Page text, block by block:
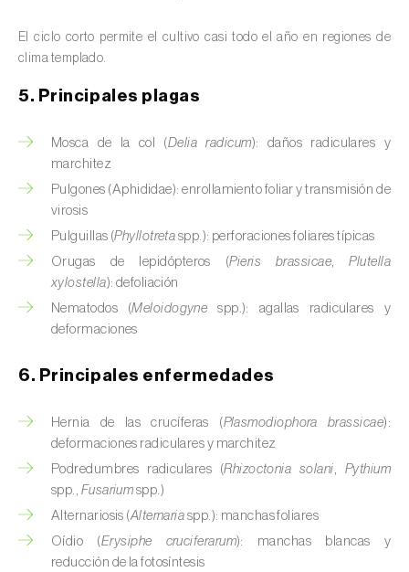
Calabaza (
Caña de azúcar (Saccharum spp.
Cáñamo / Cannabis (Cannabis sativa)
Caqui ( Diospyros spp.
Carambola (
Carpe europeo (Carpinus betulus)
Castaño ( Castanea sativa
Cebolla (Allium cepa)
Cedro ( Cedrus spp.)
Centeno ( Secale cereale)
Cerezo ( Prunus avium L.
Chirimoya (Annona spp.)
El ciclo corto permite el cultivo casi todo el año en regiones de
clima templado.
5. Principales plagas
Mosca de la col (Delia radicum): daños radiculares y
marchitez
Pulgones (Aphididae): enrollamiento foliar y transmisión de
virosis
Pulguillas (Phyllotreta spp.): perforaciones foliares típicas
Orugas de lepidópteros (Pieris brassicae,Plutella
xylostella): defoliación
Nematodos (Meloidogyne spp.): agallas radiculares y
deformaciones
6. Principales enfermedades
Hernia de las crucíferas (Plasmodiophora brassicae):
deformaciones radiculares y marchitez
Podredumbres radiculares (Rhizoctonia solani, Pythium
spp., Fusarium spp.)
Alternariosis (Alternaria spp.): manchas foliares
Oídio (Erysiphe cruciferarum): manchas blancas y
reducción de la fotosíntesis